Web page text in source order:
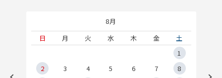
8月
日
月 火 水 木 金
土
1
2
3 4 5 6 7
8